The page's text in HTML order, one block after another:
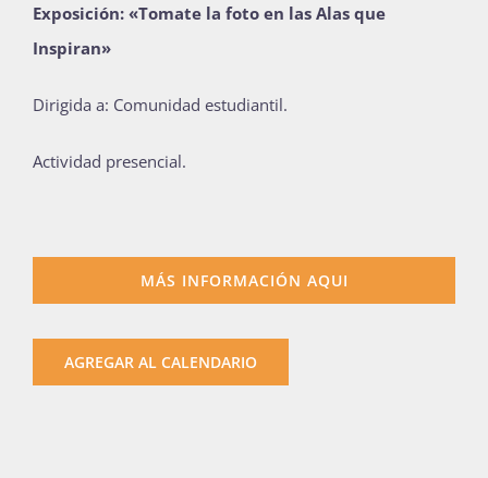
Exposición: «Tomate la foto en las Alas que
Inspiran»
Dirigida a: Comunidad estudiantil.
Actividad presencial.
MÁS INFORMACIÓN AQUI
AGREGAR AL CALENDARIO